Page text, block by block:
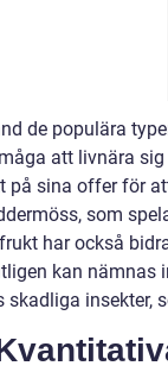
de populära
att livnära
på sina offer för
som
har också
kan nämnas
skadliga insekter,